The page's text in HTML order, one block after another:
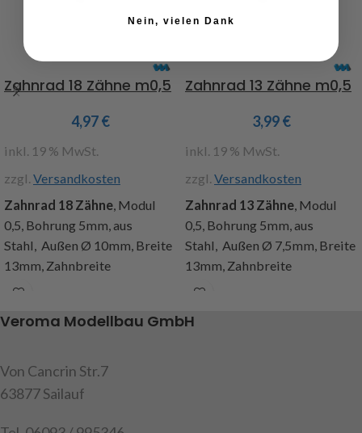
Zahnrad 18 Zähne m0,5
4,97€
inkl. 19 % MwSt.
zzgl. Versandkosten
Zahnrad 18 Zähne, Modul
0,5, Bohrung 5mm, aus
Stahl, Außen Ø 10mm, Breite
13mm, Zahnbreite
5mm, Naben Ø 10mm
Art.Nr. 213950
Zahnrad 13 Zähne m0,5
3,99€
inkl. 19 % MwSt.
zzgl. Versandkosten
Zahnrad 13 Zähne, Modul
0,5, Bohrung 5mm, aus
Stahl, Außen Ø 7,5mm, Breite
13mm, Zahnbreite
5mm, Naben Ø 10mm
Art.Nr. 213900
Veroma Modellbau GmbH
Von Cancrin Str.7
63877 Sailauf
Nein, vielen Dank